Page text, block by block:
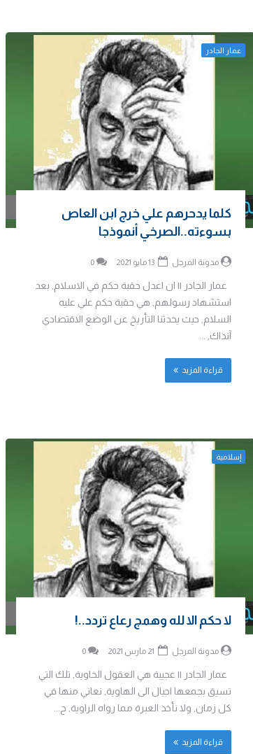
عمار الجادر
كلما يدحرهم علي خرج ابن العاص
بسوءته..الصرخي أنموذجا
مدونة المرجل 13 مايو 2021 0
عمار الجادر || ان اعدل حقبة حكم في الاسلام, بعد
استشهاد رسولهم, هي حقبة حكم علي عليه
السلام, حيث يحدثنا التأريخ عن الوضع الاقتصادي
آنذاك, ...
قراءة المزيد
إسلامية
لا حكم الا لله وهمج رعاع تردد..!
مدونة المرجل 0
عمار الجادر || عجيبة هي العقول الخاوية, تلك التي
تسيق بجمعها اجيال الى الهاوية, نعاني منها في
كل زمان, ولا نأخذ العبرة مما رواه الراوية, ح...
قراءة المزيد